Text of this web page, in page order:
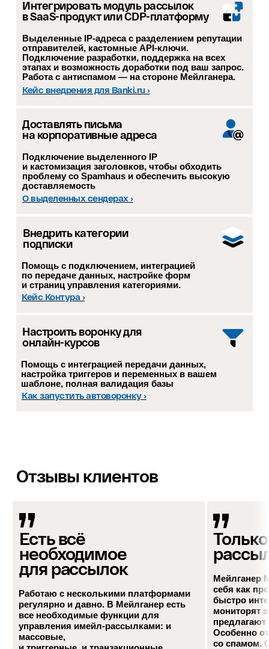
Выделенные IP-адреса с разделением репутации
отправителей, кастомные API-ключи.
Подключение разработки, поддержка на всех
этапах и возможность доработки под ваш запрос.
Работа с антиспамом — на стороне Мейлганера.
Интегрировать модуль рассылок
в SaaS-продукт или CDP-платформу
Подключение выделенного IP
и кастомизация заголовков, чтобы обходить
проблему со Spamhaus и обеспечить высокую
доставляемость
Доставлять письма
на корпоративные адреса
Помощь с подключением, интеграцией
по передаче данных, настройке форм
и страниц управления категориями.
Внедрить категории
подписки
Помощь с интеграцией передачи данных,
настройка триггеров и переменных в вашем
шаблоне, полная валидация базы
Настроить воронку для
онлайн-курсов
Кейс внедрения для Banki.ru ›
О выделенных сендерах ›
Кейс Контура ›
Как запустить автоворонку ›
Отзывы клиентов
Мейлганер
себя как
быстро
мониторят
Особенно
со спамом.
Есть всё
необходимое
для рассылок
Работаю с несколькими платформами
регулярно и давно. В Мейлганер есть
все необходимые функции для
управления имейл-рассылками: и
массовые,
Переезд с другой платформы:
перенос списков подписчиков,
шаблонов, цепочек и форм, помощь
с настройкой сегментации —